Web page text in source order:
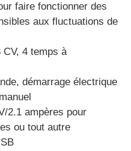
faire fonctionner des
aux fluctuations de
CV, 4 temps à
démarrage électrique
2.1 ampères pour
ou tout autre